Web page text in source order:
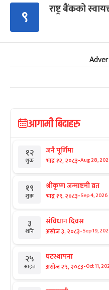
९ राष्ट्र बैंकको
आगामी बिदाहरु
१२
शुक्र
जनै पूर्णिमा
भाद्र १२, २०८३-Aug 28,
१९
शुक्र
श्रीकृष्ण जन्माष्टमी व्रत
भाद्र १९, २०८३-Sep 4, 2026
३
शनि
संविधान दिवस
असोज ३, २०८३-Sep 19,
२५
आइत
घटस्थापना
असोज २५, २०८३-Oct 11,